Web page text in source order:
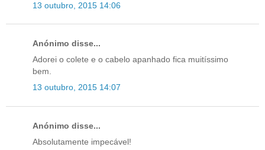
13 outubro, 2015 14:06
Anónimo disse...
Adorei o colete e o cabelo apanhado fica muitíssimo
bem.
13 outubro, 2015 14:07
Anónimo disse...
Absolutamente impecável!